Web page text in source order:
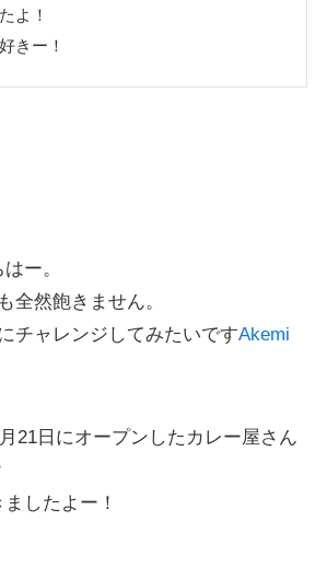
よ！
きー！
ー。
全然飽きません。
チャレンジしてみたいですAkemi
21日にオープンしたカレー屋さん
したよー！